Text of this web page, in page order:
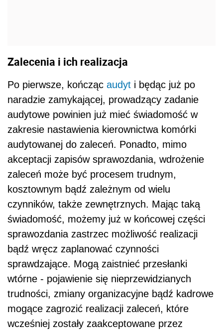
Zalecenia i ich realizacja
Po pierwsze, kończąc audyt i będąc już po
naradzie zamykającej, prowadzący zadanie
audytowe powinien już mieć świadomość w
zakresie nastawienia kierownictwa komórki
audytowanej do zaleceń. Ponadto, mimo
akceptacji zapisów sprawozdania, wdrożenie
zaleceń może być procesem trudnym,
kosztownym bądź zależnym od wielu
czynników, także zewnętrznych. Mając taką
świadomość, możemy już w końcowej części
sprawozdania zastrzec możliwość realizacji
bądź wręcz zaplanować czynności
sprawdzające. Mogą zaistnieć przesłanki
wtórne - pojawienie się nieprzewidzianych
trudności, zmiany organizacyjne bądź kadrowe
mogące zagrozić realizacji zaleceń, które
wcześniej zostały zaakceptowane przez